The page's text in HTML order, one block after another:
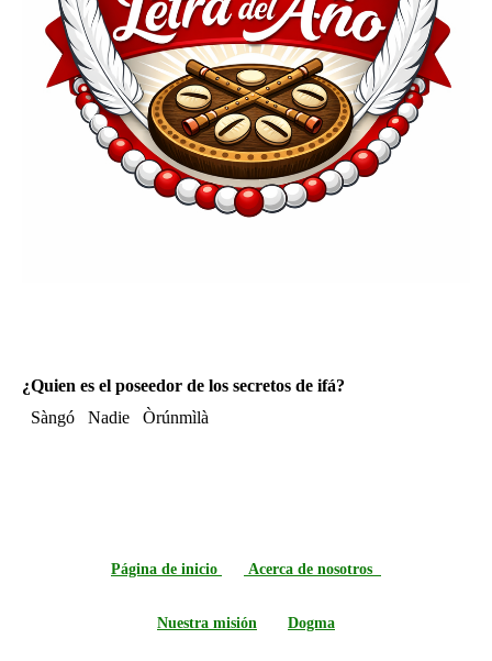
¿Quien es el poseedor de los secretos de ifá?
Sàngó
Nadie Òrúnmìlà
Página de inicio Acerca de nosotros
Nuestra misión Dogma